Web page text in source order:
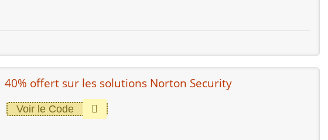
40% offert sur les solutions Norton Security
Voir le Code